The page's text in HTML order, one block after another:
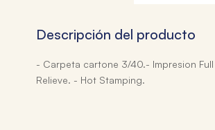
Descripción del producto
- Carpeta cartone 3/40.- Impresion
Relieve. - Hot Stamping.